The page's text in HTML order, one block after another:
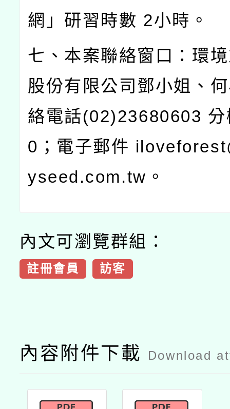
網」研習時數 2小時。
七、本案聯絡窗口：環
股份有限公司鄧小姐、
絡電話(02)23680603
0 ；電子郵件
yseed.com.tw 。
內文可瀏覽群組：
註冊會員 訪客
內容附件下載 Download